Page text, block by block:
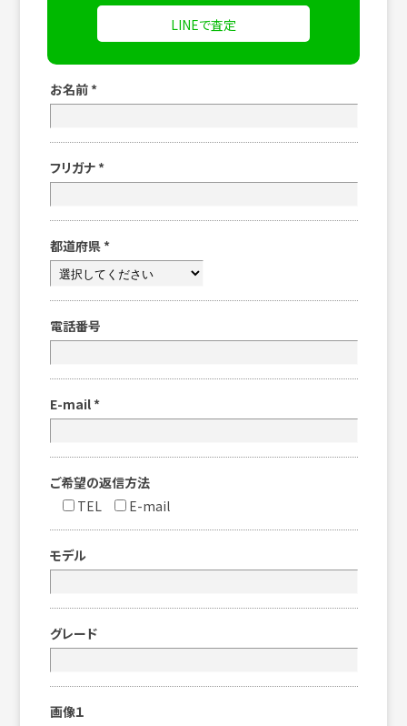
LINEで査定
お名前 *
フリガナ *
都道府県 *
電話番号
E-mail *
ご希望の返信方法
TEL
E-mail
モデル
グレード
画像１